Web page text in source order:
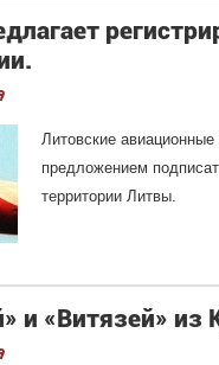
Литовские
предложением
территории Литвы.
и «Витязей» из